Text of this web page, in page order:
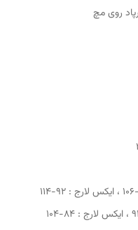
روی مچ